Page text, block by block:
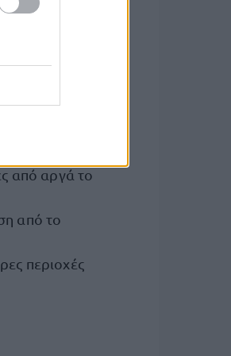
Κελσίου.
από αργά το
από το
περιοχές